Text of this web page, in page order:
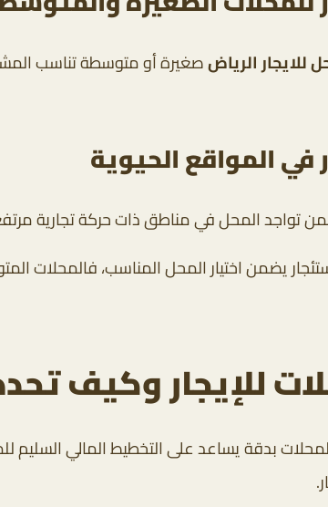
للايجار الرياضصغيرة أو متوسطة تناسب
في المواقع الحيوية
تواجد المحل في مناطق ذات حركة تجارية
يضمن اختيار المحل المناسب،
للإيجار وكيف
بدقة يساعد على التخطيط المالي السليم